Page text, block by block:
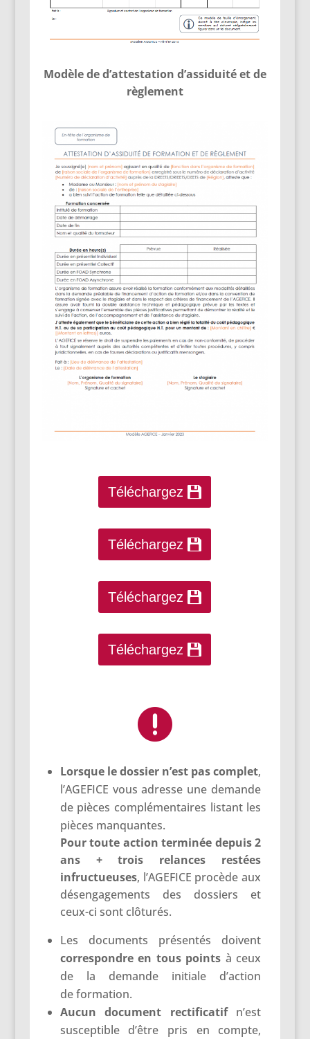
Modèle de d’attestation d’assiduité et de
règlement
Téléchargez
Téléchargez
Téléchargez
Téléchargez

Lorsque le dossier n’est pas complet,
l’AGEFICE vous adresse une demande
de pièces complémentaires listant les
pièces manquantes.
Pour toute action terminée depuis 2
ans + trois relances restées
infructueuses, l’AGEFICE procède aux
désengagements des dossiers et
ceux-ci sont clôturés.
Les documents présentés doivent
correspondre en tous points à ceux
de la demande initiale d’action
de formation.
Aucun document rectificatifn’est
susceptible d’être pris en compte,